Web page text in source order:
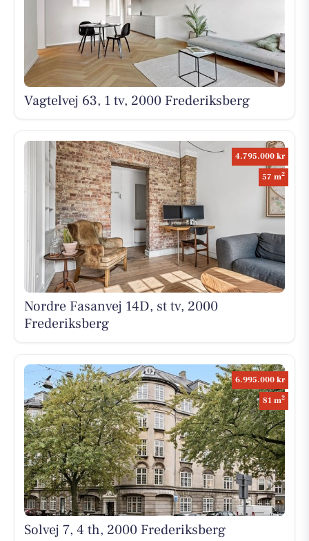
Vagtelvej 63, 1 tv, 2000 Frederiksberg
4.795.000 kr
57 m2
Nordre Fasanvej 14D, st tv, 2000
Frederiksberg
6.995.000 kr
81 m2
Solvej 7, 4 th, 2000 Frederiksberg